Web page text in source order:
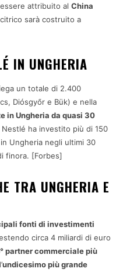
attribuito al China
sarà costruito a
IN UNGHERIA
un totale di 2.400
Diósgyőr e Bük) e nella
in Ungheria da quasi 30
ha investito più di 150
Ungheria negli ultimi 30
finora. [Forbes]
TRA UNGHERIA E
fonti di investimenti
circa 4 miliardi di euro
partner commerciale più
undicesimo più grande